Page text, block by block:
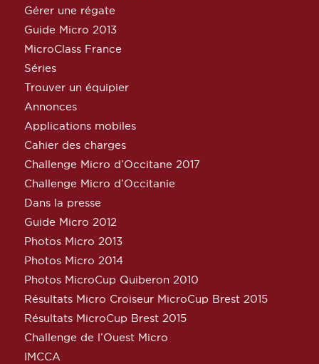
Gérer une régate
Guide Micro 2013
MicroClass France
Séries
Trouver un équipier
Annonces
Applications mobiles
Cahier des charges
Challenge Micro d’Occitane 2017
Challenge Micro d’Occitanie
Dans la presse
Guide Micro 2012
Photos Micro 2013
Photos Micro 2014
Photos MicroCup Quiberon 2010
Résultats Micro Croiseur MicroCup Brest 2015
Résultats MicroCup Brest 2015
Challenge de l’Ouest Micro
IMCCA